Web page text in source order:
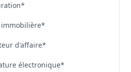
d'affaire*
électronique*